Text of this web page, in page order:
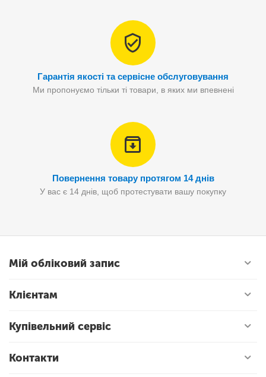
Гарантія якості та сервісне обслуговування
Ми пропонуємо тільки ті товари, в яких ми впевнені
Повернення товару протягом 14 днів
У вас є 14 днів, щоб протестувати вашу покупку
Мій обліковий запис
Клієнтам
Купівельний сервіс
Контакти